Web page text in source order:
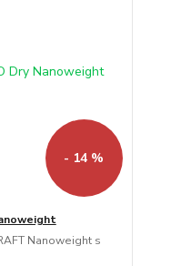
- 14 %
Nanoweight s